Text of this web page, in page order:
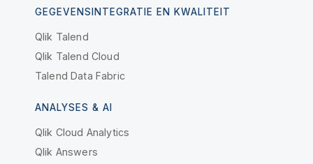
GEGEVENSINTEGRATIE EN KWALITEIT
Qlik Talend
Qlik Talend Cloud
Talend Data Fabric
ANALYSES & AI
Qlik Cloud Analytics
Qlik Answers